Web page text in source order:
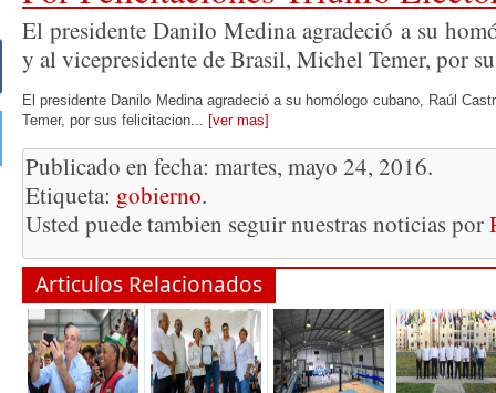
El presidente Danilo Medina agradeció a su
y al vicepresidente de Brasil, Michel Temer, por
El presidente Danilo Medina agradeció a su homólogo cubano, Raúl
Temer, por sus felicitacion... [ver mas]
Publicado en fecha: martes, mayo 24, 2016.
Etiqueta: gobierno.
Usted puede tambien seguir nuestras noticias por
Articulos Relacionados